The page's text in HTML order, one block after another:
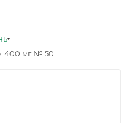
400 мг № 50